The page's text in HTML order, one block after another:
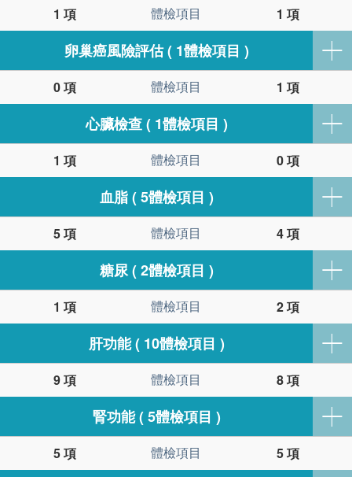
體檢項目
卵巢癌風險評估 ( 1體檢項目 )
體檢項目
心臟檢查 ( 1體檢項目 )
體檢項目
血脂 ( 5體檢項目 )
體檢項目
糖尿 ( 2體檢項目 )
體檢項目
肝功能 ( 10體檢項目 )
體檢項目
腎功能 ( 5體檢項目 )
體檢項目
1 項 1 項
0 項 1 項
1 項 0 項
5 項 4 項
1 項 2 項
9 項 8 項
5 項 5 項